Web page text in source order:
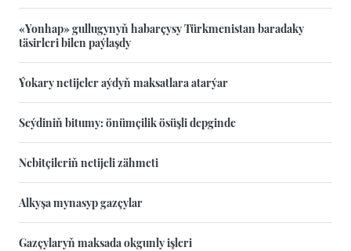
«Yonhap» gullugynyň habarçysy Türkmenistan baradaky
täsirleri bilen paýlaşdy
Ýokary netijeler aýdyň maksatlara atarýar
Seýdiniň bitumy: önümçilik ösüşli depginde
Nebitçileriň netijeli zähmeti
Alkyşa mynasyp gazçylar
Gazçylaryň maksada okgunly işleri